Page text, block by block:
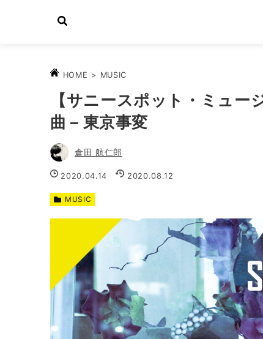
HOME > MUSIC
【サニースポット・ミュー
曲 – 東京事変
倉田 航仁郎
2020.04.14 2020.08.12
MUSIC